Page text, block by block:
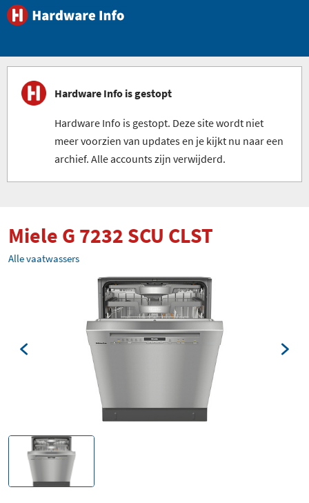
Hardware Info is gestopt
Hardware Info is gestopt. Deze site wordt niet
meer voorzien van updates en je kijkt nu naar een
archief. Alle accounts zijn verwijderd.
Miele G 7232 SCU CLST
Alle vaatwassers